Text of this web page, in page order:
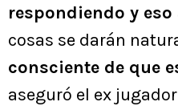
respondiendo y
cosas se darán
consciente de que
aseguró el ex